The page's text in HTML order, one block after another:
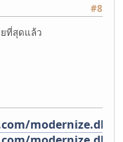
#8
ที่สุดแล้ว